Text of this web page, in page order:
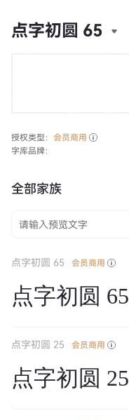
点字初圆 65
授权类型： 会员商用
字库品牌：
全部家族
点字初圆 65 会员商用
点字初圆 65
点字初圆 25 会员商用
点字初圆 25